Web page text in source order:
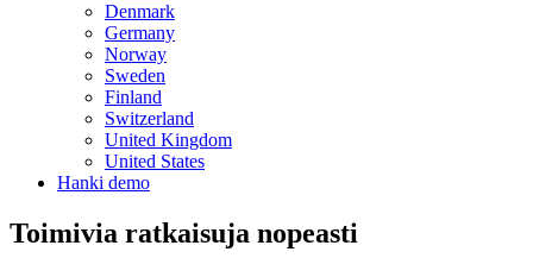
Denmark
Germany
Norway
Sweden
Finland
Switzerland
United Kingdom
United States
Hanki demo
Toimivia ratkaisuja nopeasti